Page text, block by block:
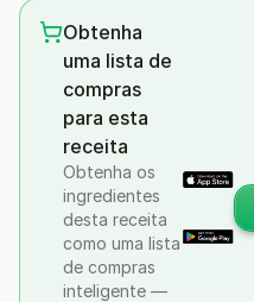
Obtenha
uma lista de
compras
para esta
receita
Obtenha os
ingredientes
desta receita
como uma lista
de compras
inteligente —